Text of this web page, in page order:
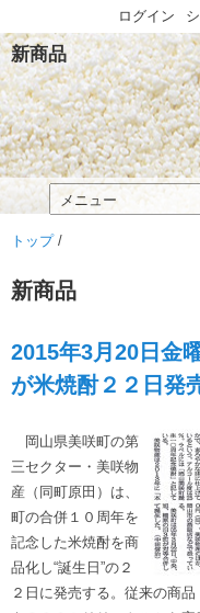
新商品
トップ/
新商品
2015年3月20日金
が米焼酎２２日
岡山県美咲町の第
三セクター・美咲物
産（同町原田）は、
町の合併１０周年を
記念した米焼酎を商
品化し“誕生日”の２
２日に発売する。従来の商
ログイン